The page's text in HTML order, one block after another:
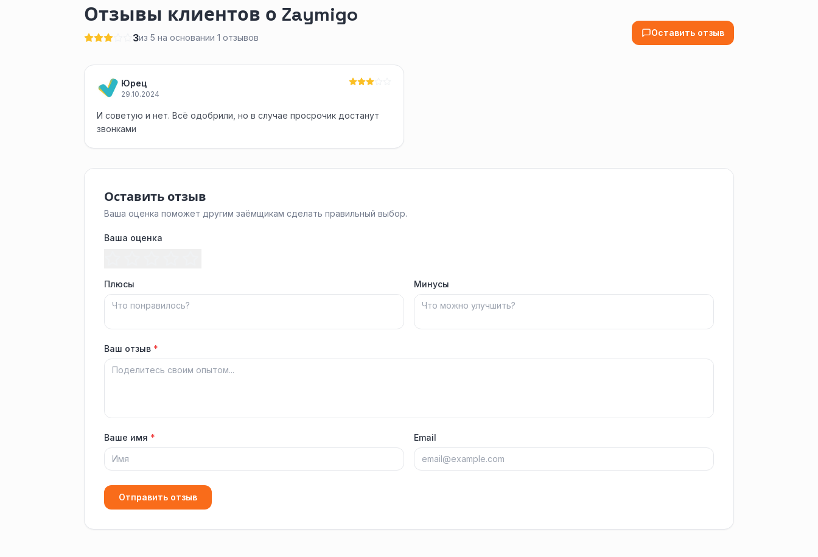
Отзывы клиентов о Zaymigo
3из 5 на основании 1 отзывов Оставить отзыв
Юрец
29.10.2024
И советую и нет. Всё одобрили, но в случае просрочик достанут
звонками
Оставить отзыв
Ваша оценка поможет другим заёмщикам сделать правильный выбор.
Ваша оценка
Плюсы Минусы
Ваш отзыв *
Ваше имя * Email
Отправить отзыв